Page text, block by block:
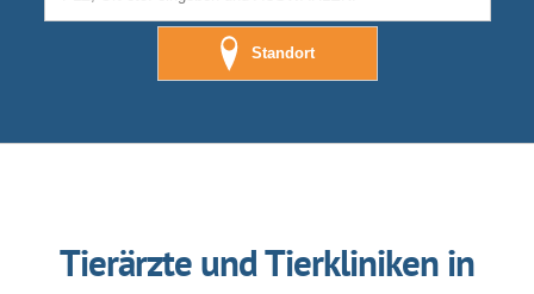
Standort
Tierärzte und Tierkliniken in